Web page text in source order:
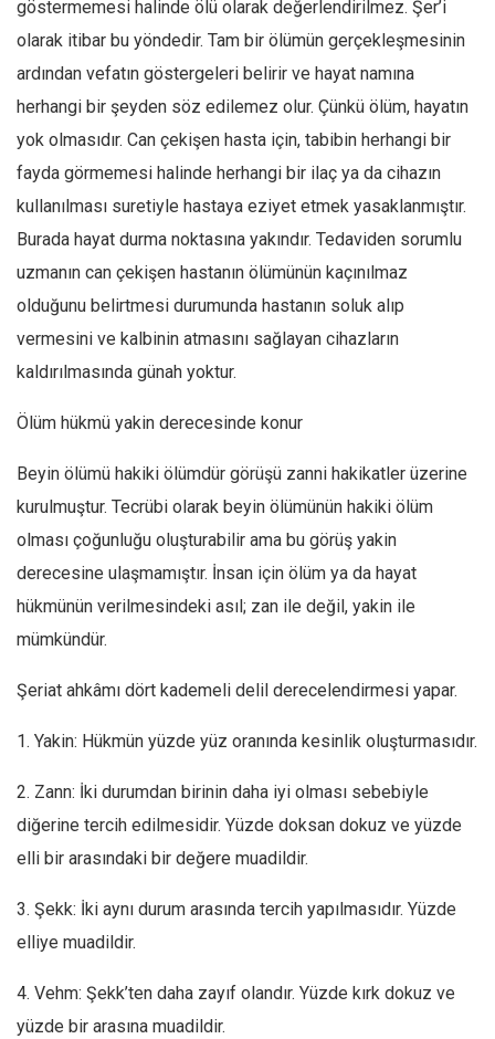
göstermemesi halinde ölü olarak değerlendirilmez. Şer’i
olarak itibar bu yöndedir. Tam bir ölümün gerçekleşmesinin
ardından vefatın göstergeleri belirir ve hayat namına
herhangi bir şeyden söz edilemez olur. Çünkü ölüm, hayatın
yok olmasıdır. Can çekişen hasta için, tabibin herhangi bir
fayda görmemesi halinde herhangi bir ilaç ya da cihazın
kullanılması suretiyle hastaya eziyet etmek yasaklanmıştır.
Burada hayat durma noktasına yakındır. Tedaviden sorumlu
uzmanın can çekişen hastanın ölümünün kaçınılmaz
olduğunu belirtmesi durumunda hastanın soluk alıp
vermesini ve kalbinin atmasını sağlayan cihazların
kaldırılmasında günah yoktur.
Ölüm hükmü yakin derecesinde konur
Beyin ölümü hakiki ölümdür görüşü zanni hakikatler üzerine
kurulmuştur. Tecrübi olarak beyin ölümünün hakiki ölüm
olması çoğunluğu oluşturabilir ama bu görüş yakin
derecesine ulaşmamıştır. İnsan için ölüm ya da hayat
hükmünün verilmesindeki asıl; zan ile değil, yakin ile
mümkündür.
Şeriat ahkâmı dört kademeli delil derecelendirmesi yapar.
1. Yakin: Hükmün yüzde yüz oranında kesinlik oluşturmasıdır.
2. Zann: İki durumdan birinin daha iyi olması sebebiyle
diğerine tercih edilmesidir. Yüzde doksan dokuz ve yüzde
elli bir arasındaki bir değere muadildir.
3. Şekk: İki aynı durum arasında tercih yapılmasıdır. Yüzde
elliye muadildir.
4. Vehm: Şekk’ten daha zayıf olandır. Yüzde kırk dokuz ve
yüzde bir arasına muadildir.